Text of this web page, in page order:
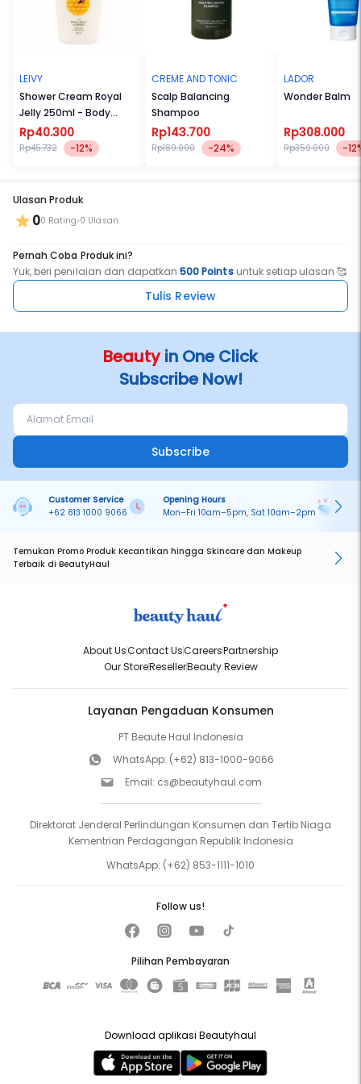
✦ Catokan Rambut
LEIVY
Shower Cream Royal
Jelly 250ml - Body
Wash / Sabun mandi
Rp40.300
Rp45.732 -12%
CREME AND TONIC
Scalp Balancing
Shampoo
Rp143.700
Rp189.000 -24%
LADOR
Wonder Balm
Rp308.000
Rp350.000 -
Ulasan Produk
00 Rating 0 Ulasan
Pernah Coba Produk ini?
Yuk, beri penilaian dan dapatkan500 Pointsuntuk setiap ulasan 🥰
Tulis Review
Beautyin One Click
Subscribe Now!
Subscribe
Customer Service
+62 813 1000 9066
Opening Hours
Mon–Fri 10am–5pm, Sat 10am–2pm
Temukan Promo Produk Kecantikan hingga Skincare dan Makeup
Terbaik di BeautyHaul
About UsContact UsCareersPartnership
Our StoreResellerBeauty Review
Layanan Pengaduan Konsumen
PT Beaute Haul Indonesia
WhatsApp: (+62) 813-1000-9066
Email: cs@beautyhaul.com
Direktorat Jenderal Perlindungan Konsumen dan Tertib Niaga
Kementrian Perdagangan Republik Indonesia
WhatsApp: (+62) 853-1111-1010
Pilihan Pembayaran
Follow us!
Download aplikasi Beautyhaul